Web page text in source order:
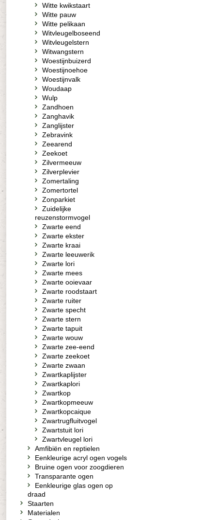
Witte kwikstaart
Witte pauw
Witte pelikaan
Witvleugelboseend
Witvleugelstern
Witwangstern
Woestijnbuizerd
Woestijnoehoe
Woestijnvalk
Woudaap
Wulp
Zandhoen
Zanghavik
Zanglijster
Zebravink
Zeearend
Zeekoet
Zilvermeeuw
Zilverplevier
Zomertaling
Zomertortel
Zonparkiet
Zuidelijke
reuzenstormvogel
Zwarte eend
Zwarte ekster
Zwarte kraai
Zwarte leeuwerik
Zwarte lori
Zwarte mees
Zwarte ooievaar
Zwarte roodstaart
Zwarte ruiter
Zwarte specht
Zwarte stern
Zwarte tapuit
Zwarte wouw
Zwarte zee-eend
Zwarte zeekoet
Zwarte zwaan
Zwartkaplijster
Zwartkaplori
Zwartkop
Zwartkopmeeuw
Zwartkopcaique
Zwartrugfluitvogel
Zwartstuit lori
Zwartvleugel lori
Amfibiën en reptielen
Eenkleurige acryl ogen vogels
Bruine ogen voor zoogdieren
Transparante ogen
Eenkleurige glas ogen op
draad
Staarten
Materialen